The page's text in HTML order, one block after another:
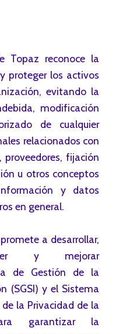
Topaz reconoce la
proteger los activos
evitando la
modificación
de cualquier
relacionados con
proveedores, fijación
u otros conceptos
y datos
en general.
a desarrollar,
y mejorar
de Gestión de la
(SGSI) y el Sistema
la Privacidad de la
garantizar la